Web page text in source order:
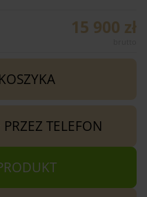
15 900 zł
TELEFON